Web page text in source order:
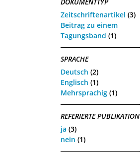
Zeitschriftenartikel (3)
Beitrag zu einem
Tagungsband (1)
SPRACHE
Deutsch (2)
Englisch (1)
Mehrsprachig (1)
REFERIERTE PUBLIKATION
ja (3)
nein (1)